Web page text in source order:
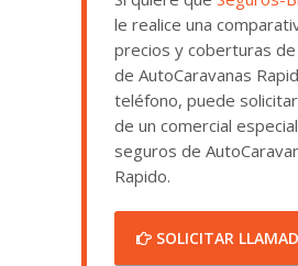
le realice una
precios y coberturas
de AutoCaravanas
teléfono, puede
de un comercial
seguros de
Rapido.
SOLICITAR